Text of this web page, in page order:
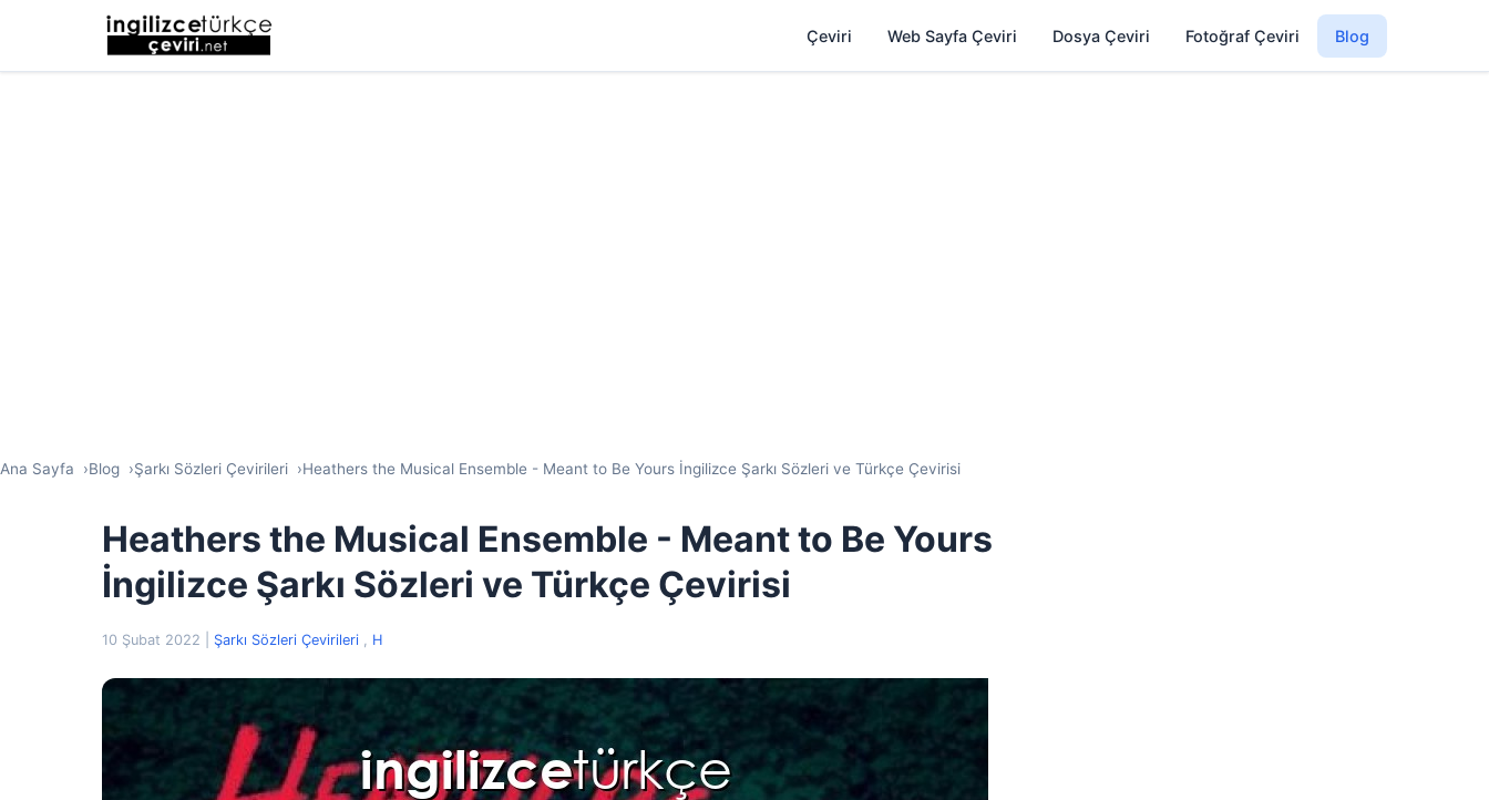
Çeviri Web Sayfa Çeviri Dosya Çeviri Fotoğraf Çeviri Blog
Ana Sayfa Blog Şarkı Sözleri Çevirileri Heathers the Musical Ensemble - Meant to Be Yours İngilizce Şarkı Sözleri ve Türkçe Çevirisi
Heathers the Musical Ensemble - Meant to Be Yours
İngilizce Şarkı Sözleri ve Türkçe Çevirisi
10 Şubat 2022 Şarkı Sözleri Çevirileri , H